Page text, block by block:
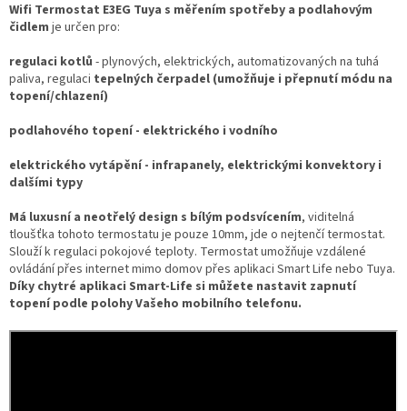
Wifi Termostat E3EG Tuya s měřením spotřeby a podlahovým
čidlem je určen pro:
regulaci kotlů - plynových, elektrických, automatizovaných na tuhá
paliva, regulaci tepelných čerpadel (umožňuje i přepnutí módu na
topení/chlazení)
podlahového topení - elektrického i vodního
elektrického vytápění - infrapanely, elektrickými konvektory i
dalšími typy
Má luxusní a neotřelý design s bílým podsvícením, viditelná
tloušťka tohoto termostatu je pouze 10mm, jde o nejtenčí termostat.
Slouží k regulaci pokojové teploty. Termostat umožňuje vzdálené
ovládání přes internet mimo domov přes aplikaci Smart Life nebo Tuya.
Díky chytré aplikaci Smart-Life si můžete nastavit zapnutí
topení podle polohy Vašeho mobilního telefonu.